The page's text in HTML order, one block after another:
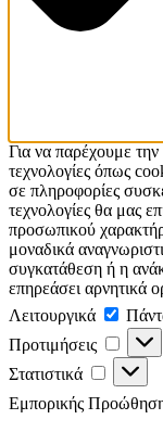
Για να παρέχουμε
τεχνολογίες όπως
σε πληροφορίες
τεχνολογίες θα μας
προσωπικού
μοναδικά
συγκατάθεση ή η
επηρεάσει αρνητικά
Λειτουργικά
Προτιμήσεις
Στατιστικά
Εμπορικής